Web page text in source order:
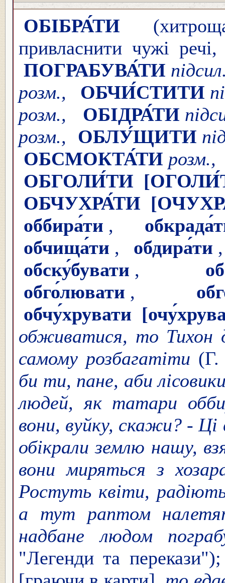
ОБІБРА́ТИ
привласнити чужі
ПОГРАБУВА́ТИ
розм.,
ОБЧИ́СТИТИ
розм.,
ОБІДРА́ТИ
розм.,
ОБЛУ́ЩИТИ
ОБСМОКТА́ТИ
ОБГОЛИ́ТИ
ОБЧУХРА́ТИ
оббира́ти ,
обчища́ти , обдира́ти
обску́бувати ,
обго́лювати ,
обчу́хрувати
обживатися, то Тихон
самому розбагатіти (Г.
би ти, пане, аби
людей, як татари
вони, вуйку, скажи? -
обікрали землю нашу,
вони миряться з
Ростуть квіти,
а тут раптом
надбане людом
"Легенди та перекази");